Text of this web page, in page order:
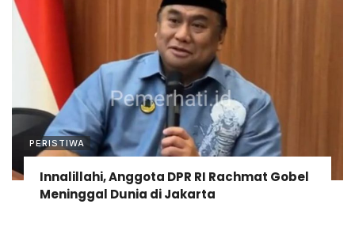
PERISTIWA
Innalillahi, Anggota DPR RI Rachmat Gobel
Meninggal Dunia di Jakarta